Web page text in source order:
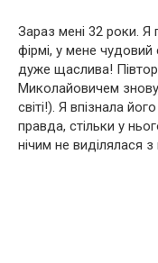
Зараз мені 32 роки.
фірмі, у мене чудовий
дуже щаслива!
Миколайовичем
світі!). Я впізнала
правда, стільки у
нічим не виділялася